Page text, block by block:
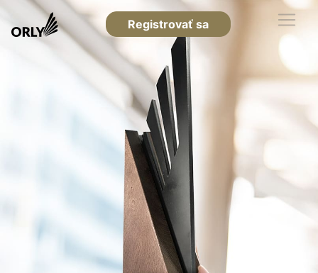
Registrovať sa